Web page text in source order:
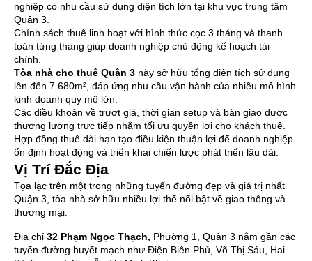
nghiệp có nhu cầu sử dụng diện tích lớn tại khu vực trung tâm
Quận 3.
Chính sách thuê linh hoạt với hình thức cọc 3 tháng và thanh
toán từng tháng giúp doanh nghiệp chủ động kế hoạch tài
chính.
Tòa nhà cho thuê Quận 3 này sở hữu tổng diện tích sử dụng
lên đến 7.680m², đáp ứng nhu cầu vận hành của nhiều mô hình
kinh doanh quy mô lớn.
Các điều khoản về trượt giá, thời gian setup và bàn giao được
thương lượng trực tiếp nhằm tối ưu quyền lợi cho khách thuê.
Hợp đồng thuê dài hạn tạo điều kiện thuận lợi để doanh nghiệp
ổn định hoạt động và triển khai chiến lược phát triển lâu dài.
Vị Trí Đắc Địa
Tọa lạc trên một trong những tuyến đường đẹp và giá trị nhất
Quận 3, tòa nhà sở hữu nhiều lợi thế nổi bật về giao thông và
thương mại:
Địa chỉ 32 Phạm Ngọc Thạch, Phường 1, Quận 3 nằm gần các
tuyến đường huyết mạch như Điện Biên Phủ, Võ Thị Sáu, Hai